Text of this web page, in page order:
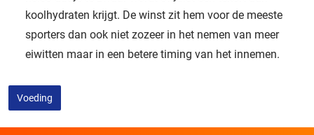
koolhydraten krijgt. De winst zit hem voor de meeste
sporters dan ook niet zozeer in het nemen van meer
eiwitten maar in een betere timing van het innemen.
Voeding